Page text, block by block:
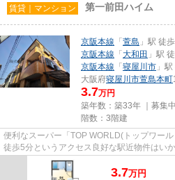
賃貸｜マンション 第一前田ハイム
京阪本線 「 萱島 」駅 徒
京阪本線 「 大和田 」駅
京阪本線 「 寝屋川市 」
大阪府寝屋川市萱島本町
3.7万円
築年数：築33年 ｜募集中
階数：3階建
便利なスーパー「TOP WORLD(トップワー
徒歩5分というアクセス良好な駅近物件はい
で、用途や行き先に応じて経路...
3.7万円